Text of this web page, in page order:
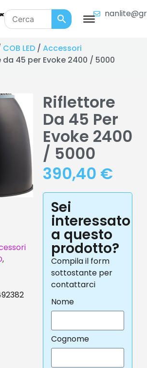
COB LED / Accessori
45 per Evoke 2400 / 5000
,
Riflettore
Da 45 Per
Evoke 2400
/ 5000
390,40 €
Sei
interessato
a questo
prodotto?
Compila il form
sottostante per
contattarci
Nome
Cognome